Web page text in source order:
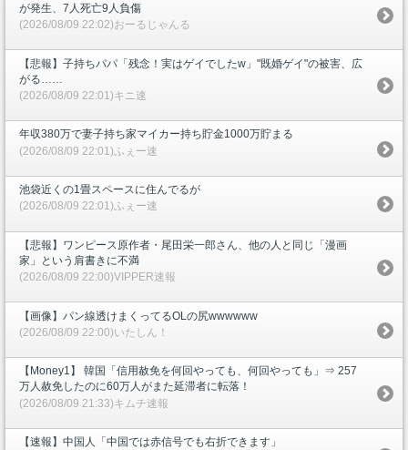
が発生、7人死亡9人負傷
(2026/08/09 22:02)おーるじゃんる
【悲報】子持ちパパ「残念！実はゲイでしたw」"既婚ゲイ"の被害、広
がる……
(2026/08/09 22:01)キニ速
年収380万で妻子持ち家マイカー持ち貯金1000万貯まる
(2026/08/09 22:01)ふぇー速
池袋近くの1畳スペースに住んでるが
(2026/08/09 22:01)ふぇー速
【悲報】ワンピース原作者・尾田栄一郎さん、他の人と同じ「漫画
家」という肩書きに不満
(2026/08/09 22:00)VIPPER速報
【画像】パン線透けまくってるOLの尻wwwwww
(2026/08/09 22:00)いたしん！
【Money1】 韓国「信用赦免を何回やっても、何回やっても」⇒ 257
万人赦免したのに60万人がまた延滞者に転落！
(2026/08/09 21:33)キムチ速報
【速報】中国人「中国では赤信号でも右折できます」